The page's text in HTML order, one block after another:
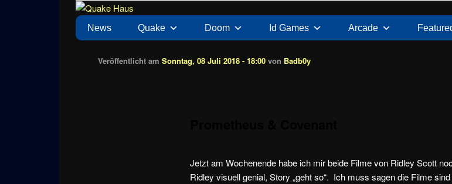
Quake Haus
News zu Quake, Doom, FPS, Arcade
Hauptmenü
News Quake Doom Id Games Arcade
Veröffentlicht amSonntag, 08 Juli 2018 - 18:00 von Badb0y
Jetzt am Wochenende habe ich mir beide Filme von Ridley Scott
Ridley visuell genial, Story „geht so“. Ich muss sagen die Filme